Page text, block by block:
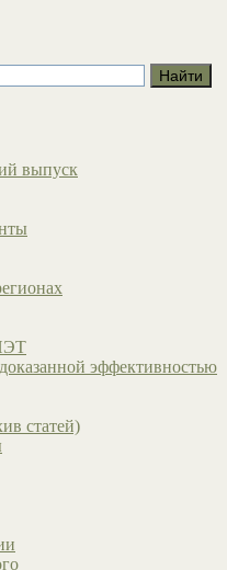
выпуск
эффективностью
статей)